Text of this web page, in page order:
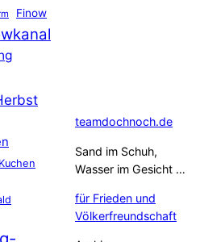
Finow
Kuchen
teamdochnoch.de
Sand im Schuh,
Wasser im Gesicht …
für Frieden und
Völkerfreundschaft